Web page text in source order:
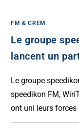
FM & CREM
Le groupe
lancent un
Le groupe
speedikon FM,
ont uni leurs forces